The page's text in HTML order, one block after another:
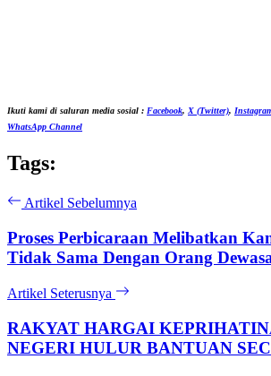
Ikuti kami di saluran media sosial : Facebook, X (Twitter),
WhatsApp Channel
Tags:
Artikel Sebelumnya
Proses Perbicaraan Melibatkan
Tidak Sama Dengan Orang
Artikel Seterusnya
RAKYAT HARGAI
NEGERI HULUR BANTUAN